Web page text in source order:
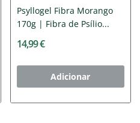
Psyllogel Fibra Morango
170g | Fibra de Psílio...
14,99 €
Adicionar